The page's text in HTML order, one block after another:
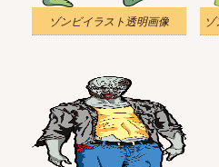
ゾンビイラスト透明画像